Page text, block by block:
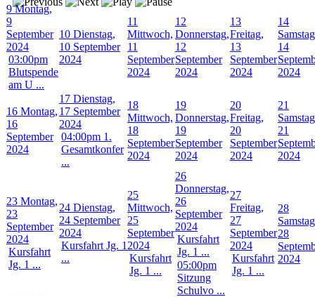
9 Montag,
9
September
2024
03:00pm
Blutspende
am U ...
10 Dienstag,
10 September
2024
11
Mittwoch,
11
September
2024
12
Donnerstag,
12
September
2024
13
Freitag,
13
September
2024
14
14
2024
16 Montag,
16
September
2024
17 Dienstag,
17 September
2024
04:00pm 1.
Gesamtkonfer
...
18
Mittwoch,
18
September
2024
19
Donnerstag,
19
September
2024
20
Freitag,
20
September
2024
21
21
2024
23 Montag,
23
September
2024
Kursfahrt
Jg. 1 ...
24 Dienstag,
24 September
2024
Kursfahrt Jg. 1
...
25
Mittwoch,
25
September
2024
Kursfahrt
Jg. 1 ...
26
Donnerstag,
26
September
2024
Kursfahrt
Jg. 1 ...
05:00pm
Sitzung
Schulvo ...
27
Freitag,
27
September
2024
Kursfahrt
Jg. 1 ...
28
28
2024